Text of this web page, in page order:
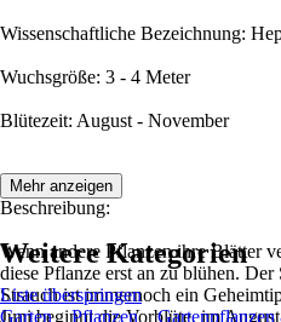
Wissenschaftliche Bezeichnung:
Wuchsgröße: 3 - 4 Meter
Blütezeit: August - November
Beschreibung:
Wenn andere Pflanzen ihre Blätter
diese Pflanze erst an zu blühen.
Strauch ist immernoch ein
Juni beginnt die Vorblüte, im
Mehr anzeigen
Weitere Kategorien
Liste überspringen
Garten
Pflanzen